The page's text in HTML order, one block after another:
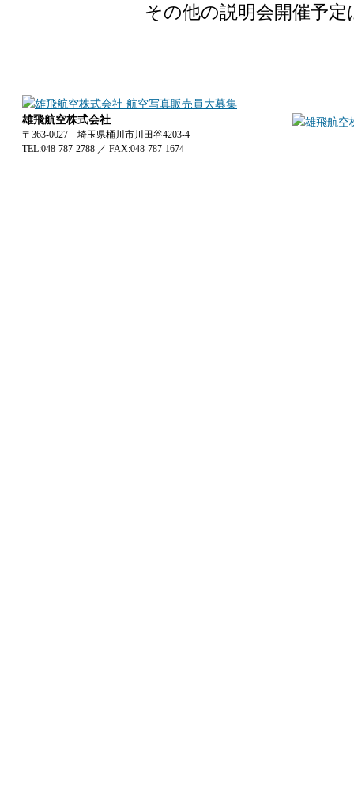
その他の説明会開催予
雄飛航空株式会社
〒363-0027 埼玉県桶川市川田谷4203-4
TEL:048-787-2788 ／ FAX:048-787-1674